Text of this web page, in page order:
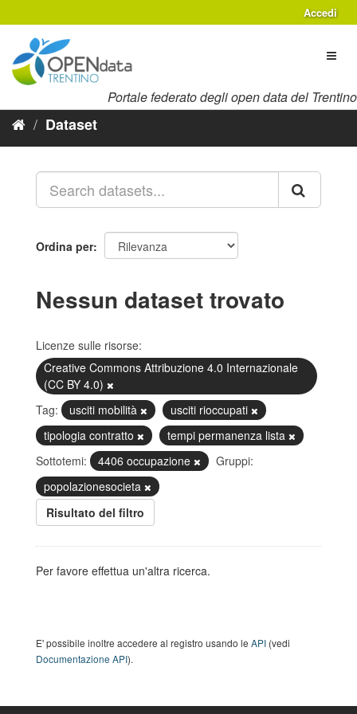
al
contenuto
Accedi
Portale federato degli open data del Trentino
Dataset
Ordina per
Nessun dataset trovato
Licenze sulle risorse:
Creative Commons Attribuzione 4.0 Internazionale
(CC BY 4.0)
Tag:
usciti mobilità
usciti rioccupati
tipologia contratto
tempi permanenza lista
Sottotemi:
4406 occupazione
Gruppi:
popolazionesocieta
Risultato del filtro
Per favore effettua un'altra ricerca.
E' possibile inoltre accedere al registro usando le API (vedi
Documentazione API).